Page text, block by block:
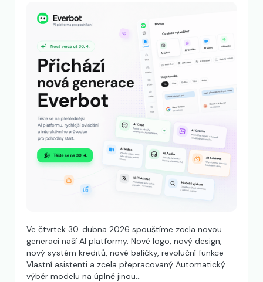
Ve čtvrtek 30. dubna 2026 spouštíme zcela novou
generaci naší AI platformy. Nové logo, nový design,
nový systém kreditů, nové balíčky, revoluční funkce
Vlastní asistenti a zcela přepracovaný Automatický
výběr modelu na úplně jinou…